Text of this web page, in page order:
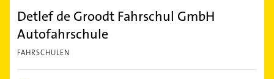
Detlef de Groodt Fahrschul GmbH
Autofahrschule
FAHRSCHULEN